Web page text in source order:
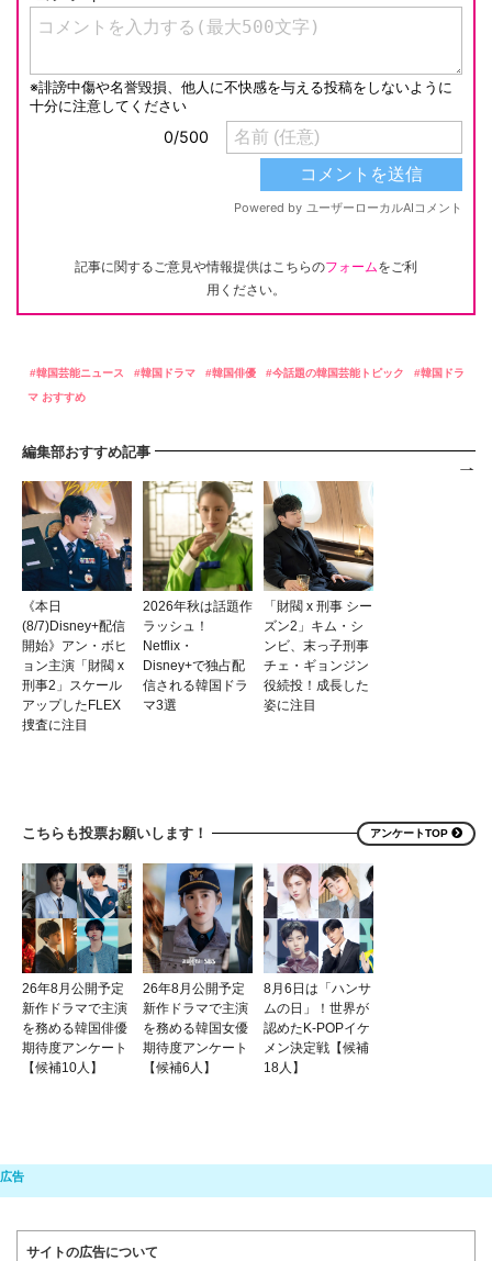
記事に関するご意見や情報提供はこちらのフォームをご利
用ください。
韓国芸能ニュース 韓国ドラマ 韓国俳優 今話題の韓国芸能トピック
韓国ドラ
マ おすすめ
編集部おすすめ記事
《本日
(8/7)Disney+配信
開始》アン・ボヒ
ョン主演「財閥 x
刑事2」スケール
アップしたFLEX
捜査に注目
2026年秋は話題作
ラッシュ！
Netflix・
Disney+で独占配
信される韓国ドラ
マ3選
「財閥 x 刑事 シー
ズン2」キム・シ
ンビ、末っ子刑事
チェ・ギョンジン
役続投！成長した
姿に注目
こちらも投票お願いします！ アンケートTOP
26年8月公開予定
新作ドラマで主演
を務める韓国俳優
期待度アンケート
【候補10人】
26年8月公開予定
新作ドラマで主演
を務める韓国女優
期待度アンケート
【候補6人】
8月6日は「ハンサ
ムの日」！世界が
認めたK-POPイケ
メン決定戦【候補
18人】
サイトの広告について